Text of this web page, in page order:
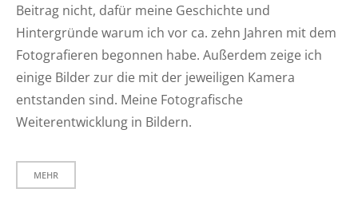
Beitrag nicht, dafür meine Geschichte und
Hintergründe warum ich vor ca. zehn Jahren mit dem
Fotografieren begonnen habe. Außerdem zeige ich
einige Bilder zur die mit der jeweiligen Kamera
entstanden sind. Meine Fotografische
Weiterentwicklung in Bildern.
MEHR